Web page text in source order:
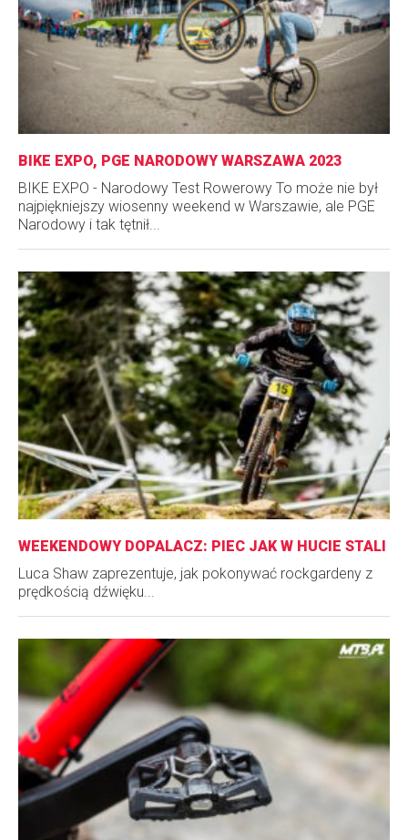
BIKE EXPO, PGE NARODOWY WARSZAWA 2023
BIKE EXPO - Narodowy Test Rowerowy To może nie był
najpiękniejszy wiosenny weekend w Warszawie, ale PGE
Narodowy i tak tętnił...
WEEKENDOWY DOPALACZ: PIEC JAK W HUCIE STALI
Luca Shaw zaprezentuje, jak pokonywać rockgardeny z
prędkością dźwięku...